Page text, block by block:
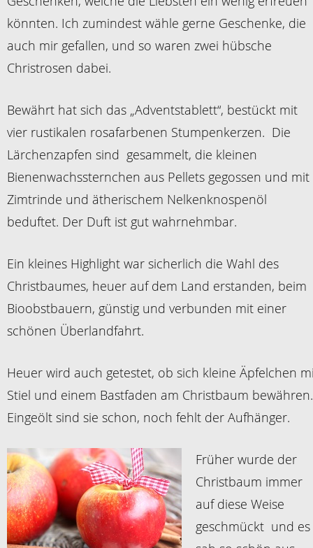
könnten. Ich zumindest wähle gerne Geschenke, die
auch mir gefallen, und so waren zwei hübsche
Christrosen dabei.
Bewährt hat sich das „Adventstablett“, bestückt mit
vier rustikalen rosafarbenen Stumpenkerzen. Die
Lärchenzapfen sind gesammelt, die kleinen
Bienenwachssternchen aus Pellets gegossen und mit
Zimtrinde und ätherischem Nelkenknospenöl
beduftet. Der Duft ist gut wahrnehmbar.
Ein kleines Highlight war sicherlich die Wahl des
Christbaumes, heuer auf dem Land erstanden, beim
Bioobstbauern, günstig und verbunden mit einer
schönen Überlandfahrt.
Heuer wird auch getestet, ob sich kleine Äpfelchen
Stiel und einem Bastfaden am Christbaum bewähren.
Eingeölt sind sie schon, noch fehlt der Aufhänger.
Früher wurde der
Christbaum immer
auf diese Weise
geschmückt und es